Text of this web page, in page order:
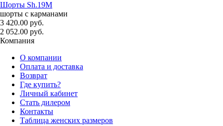
Шорты Sh.19M
шорты с карманами
3 420.00 руб.
2 052.00 руб.
Компания
О компании
Оплата и доставка
Возврат
Где купить?
Личный кабинет
Стать дилером
Контакты
Таблица женских размеров